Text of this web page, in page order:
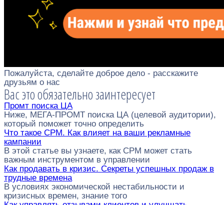
Пожалуйста, сделайте доброе дело - расскажите
друзьям о нас
Вас это обязательно заинтересует
Промт поиска ЦА
Ниже, МЕГА-ПРОМТ поиска ЦА (целевой аудитории),
который поможет точно определить
Что такое CPM. Как влияет на ваши рекламные
кампании
В этой статье вы узнаете, как CPM может стать
важным инструментом в управлении
Как продавать в кризис. Секреты успешных продаж в
трудные времена
В условиях экономической нестабильности и
кризисных времен, знание того